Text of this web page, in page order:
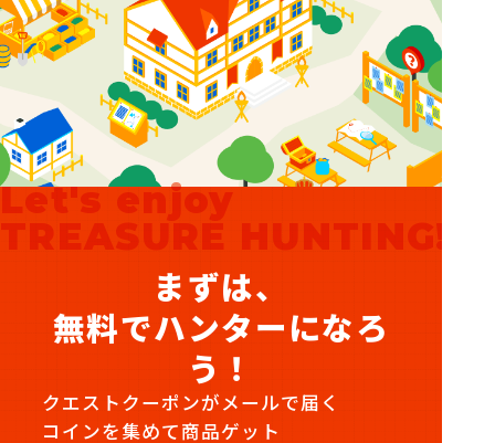
Let's enjoy
TREASURE HUNTING!
まずは、
無料でハンターになろ
う！
クエストクーポンがメールで届く
コインを集めて商品ゲット